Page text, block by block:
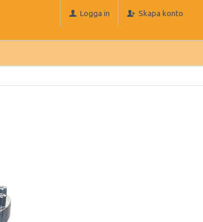
Logga in Skapa konto